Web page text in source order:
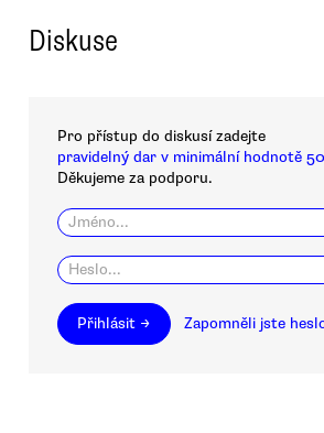
Diskuse
Pro přístup do diskusí zadejte
pravidelný dar v minimální hodnotě
Děkujeme za podporu.
Přihlásit → Zapomněli jste